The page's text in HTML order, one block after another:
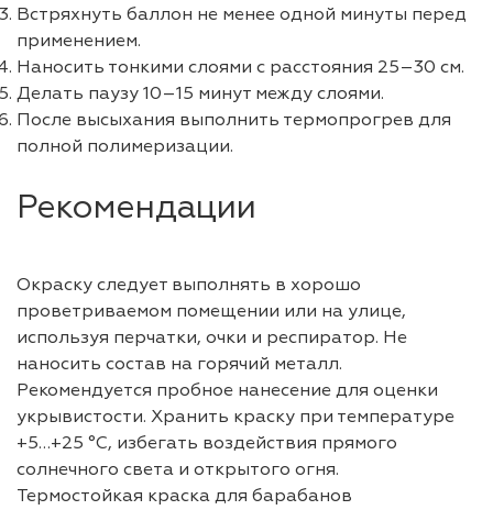
Встряхнуть баллон не менее одной минуты перед
применением.
Наносить тонкими слоями с расстояния 25–30 см.
Делать паузу 10–15 минут между слоями.
После высыхания выполнить термопрогрев для
полной полимеризации.
Рекомендации
Окраску следует выполнять в хорошо
проветриваемом помещении или на улице,
используя перчатки, очки и респиратор. Не
наносить состав на горячий металл.
Рекомендуется пробное нанесение для оценки
укрывистости. Хранить краску при температуре
+5…+25 °C, избегать воздействия прямого
солнечного света и открытого огня.
Термостойкая краска для барабанов